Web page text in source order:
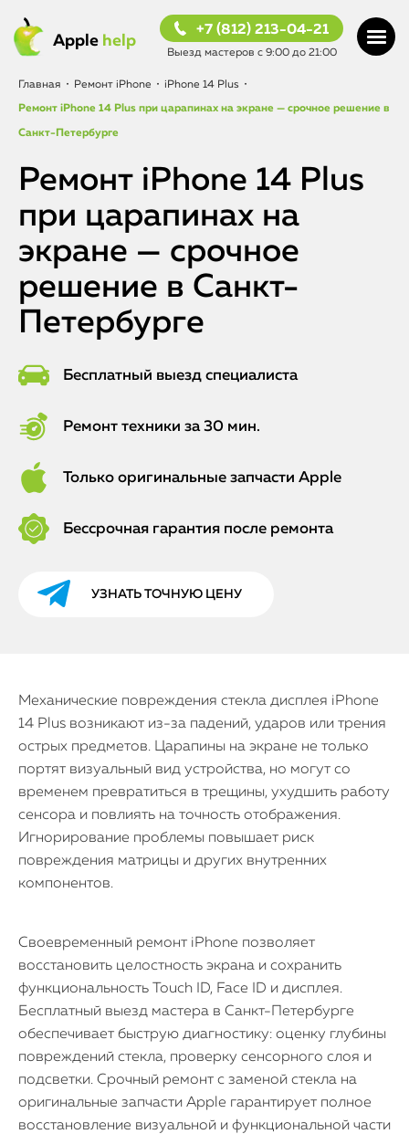
Apple help
+7 (812) 213-04-21
Выезд мастеров с 9:00 до 21:00
Главная • Ремонт iPhone • iPhone 14 Plus •
Ремонт iPhone 14 Plus при царапинах на экране — срочное решение в
Санкт-Петербурге
Ремонт iPhone 14 Plus
при царапинах на
экране — срочное
решение в Санкт-
Петербурге
Бесплатный выезд специалиста
Ремонт техники за 30 мин.
Только оригинальные запчасти Apple
Бессрочная гарантия после ремонта
УЗНАТЬ ТОЧНУЮ ЦЕНУ
Механические повреждения стекла дисплея iPhone
14 Plus возникают из-за падений, ударов или трения
острых предметов. Царапины на экране не только
портят визуальный вид устройства, но могут со
временем превратиться в трещины, ухудшить работу
сенсора и повлиять на точность отображения.
Игнорирование проблемы повышает риск
повреждения матрицы и других внутренних
компонентов.
Своевременный ремонт iPhone позволяет
восстановить целостность экрана и сохранить
функциональность Touch ID, Face ID и дисплея.
Бесплатный выезд мастера в Санкт-Петербурге
обеспечивает быструю диагностику: оценку глубины
повреждений стекла, проверку сенсорного слоя и
подсветки. Срочный ремонт с заменой стекла на
оригинальные запчасти Apple гарантирует полное
восстановление визуальной и функциональной части